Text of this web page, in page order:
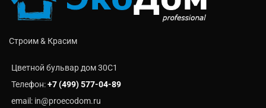
Строим & Красим
Цветной бульвар дом 30C1
Телефон:+7 (499) 577-04-89
email: in@proecodom.ru